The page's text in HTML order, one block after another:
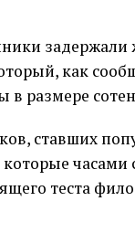
как
размере
ставших
часами
теста